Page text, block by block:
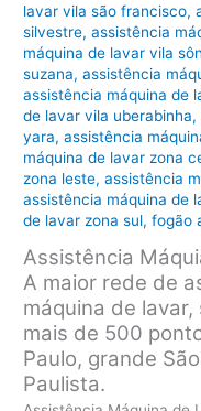
lavar vila são francisco,
silvestre,assistência
máquina de lavar vila
suzana,assistência
assistência máquina de
de lavar vila uberabinha,
yara,assistência
máquina de lavar zona
zona leste,assistência
assistência máquina de
de lavar zona sul,fogão
Assistência
A maior rede de
máquina de
mais de 500
Paulo, grande
Paulista.